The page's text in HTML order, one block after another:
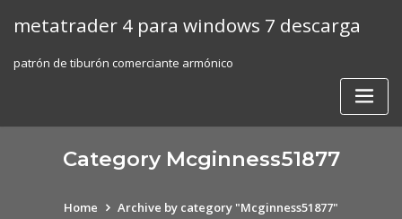
metatrader 4 para windows 7 descarga
patrón de tiburón comerciante armónico
Category Mcginness51877
Home Archive by category "Mcginness51877"